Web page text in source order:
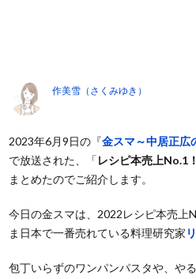
作美雪（さくみゆき）
2023年6月9日の『金スマ～中居正広
で放送された、「レシピ本売上No.1
まとめたのでご紹介します。
今日の金スマは、2022レシピ本売上
ま日本で一番売れている料理研究家
包丁いらずのワンパンパスタや、や